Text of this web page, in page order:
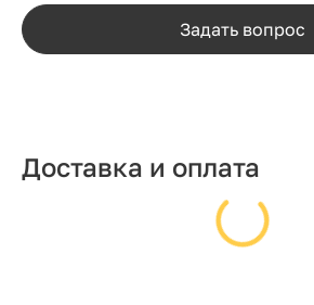
Задать вопрос
Доставка и оплата